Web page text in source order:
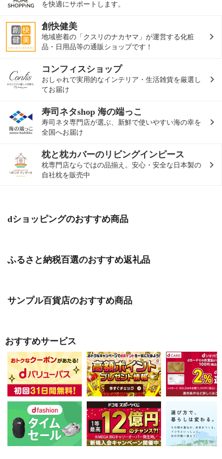
を快適にサポートします。
創快健美
地域密着の「クスリのナカヤマ」が運営する化粧
品・日用品等の通販ショップです！
コンフィスショップ
おしゃれで実用的なインテリア・生活雑貨を厳選し
てお届け
寿司ネタshop 海の端っこ
寿司ネタ専門店が選ぶ、新鮮で使いやすい海の幸を
全国へお届け
枕と枕カバーのリビングインピース
枕専門店ならではの品揃え。安心・安全な日本製の
自社枕を販売中
dショッピングのおすすめ商品
ふるさと納税百選のおすすめ返礼品
サンプル百貨店のおすすめ商品
おすすめサービス